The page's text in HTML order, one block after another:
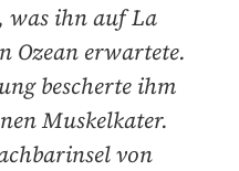
was ihn auf La
Ozean erwartete.
bescherte ihm
Muskelkater.
von